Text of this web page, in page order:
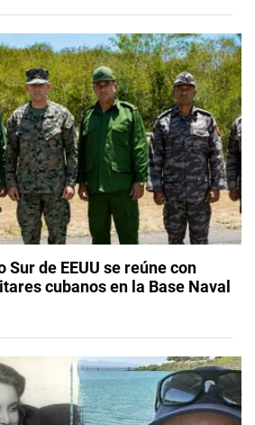
Sur de EEUU se reúne con
cubanos en la Base Naval